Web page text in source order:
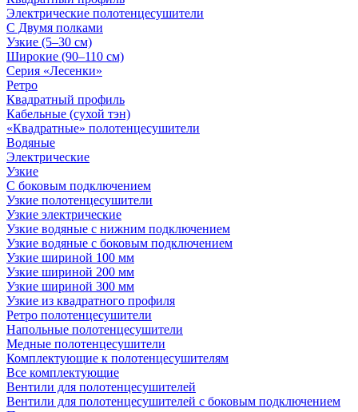
Электрические полотенцесушители
С Двумя полками
Узкие (5–30 см)
Широкие (90–110 см)
Серия «Лесенки»
Ретро
Квадратный профиль
Кабельные (сухой тэн)
«Квадратные» полотенцесушители
Водяные
Электрические
Узкие
С боковым подключением
Узкие полотенцесушители
Узкие электрические
Узкие водяные с нижним подключением
Узкие водяные с боковым подключением
Узкие шириной 100 мм
Узкие шириной 200 мм
Узкие шириной 300 мм
Узкие из квадратного профиля
Ретро полотенцесушители
Напольные полотенцесушители
Медные полотенцесушители
Комплектующие к полотенцесушителям
Все комплектующие
Вентили для полотенцесушителей
Вентили для полотенцесушителей с боковым подключением